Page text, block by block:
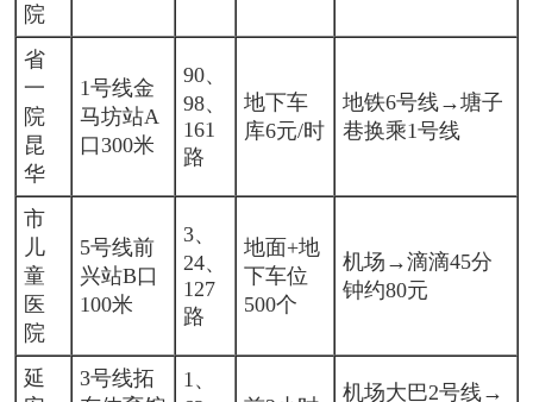
院
省
一
院
昆
华
1号线金
马坊站A
口300米
90、
98、
161
路
地下车
库6元/时
地铁6号线→塘子
巷换乘1号线
市
儿
童
医
院
5号线前
兴站B口
100米
3、
24、
127
路
地面+地
下车位
500个
机场→滴滴45分
钟约80元
延
3号线拓
1、
机场大巴2号线→